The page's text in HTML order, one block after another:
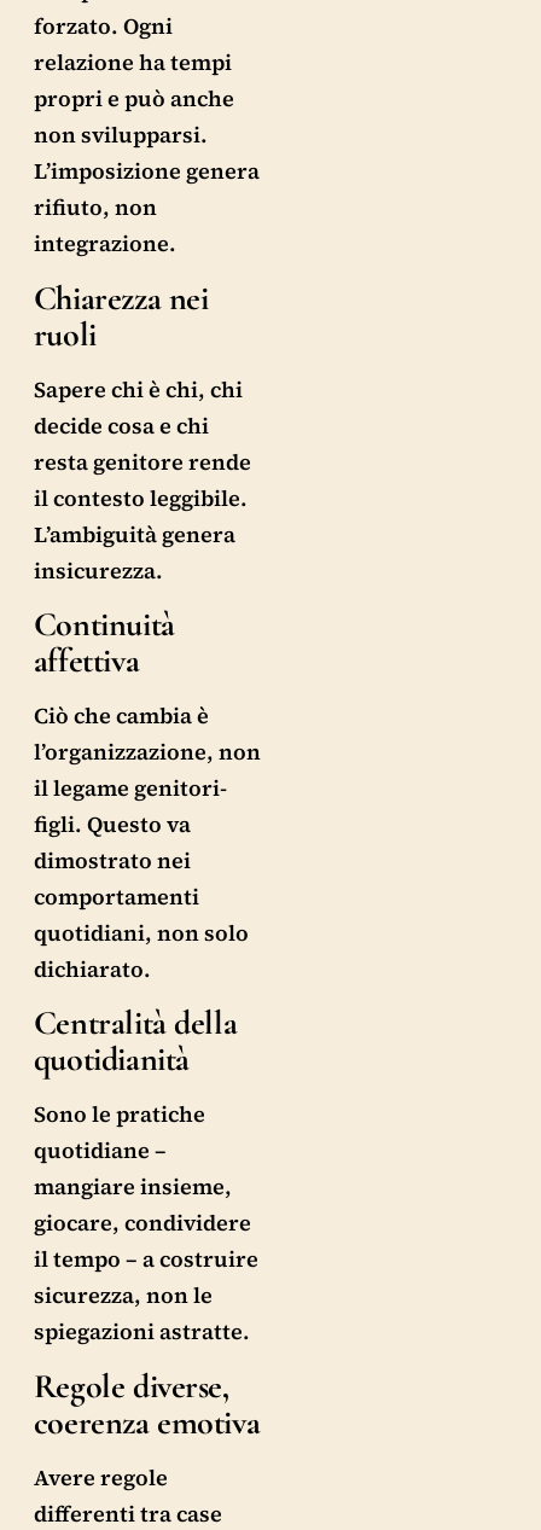
forzato. Ogni
relazione ha tempi
propri e può anche
non svilupparsi.
L’imposizione genera
rifiuto, non
integrazione.
Chiarezza nei
ruoli
Sapere chi è chi, chi
decide cosa e chi
resta genitore rende
il contesto leggibile.
L’ambiguità genera
insicurezza.
Continuità
affettiva
Ciò che cambia è
l’organizzazione, non
il legame genitori-
figli. Questo va
dimostrato nei
comportamenti
quotidiani, non solo
dichiarato.
Centralità della
quotidianità
Sono le pratiche
quotidiane –
mangiare insieme,
giocare, condividere
il tempo – a costruire
sicurezza, non le
spiegazioni astratte.
Regole diverse,
coerenza emotiva
Avere regole
differenti tra case